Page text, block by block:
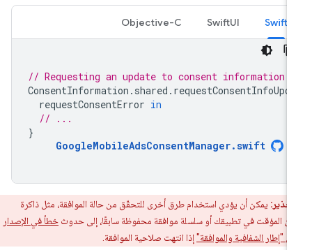
Swift
SwiftUI
Objective-C
// Requesting an update to consent information
ConsentInformation.shared.
requestConsentError
// ...
GoogleMobileAdsConsentManager.swift
يمكن أن يؤدي استخدام طرق أخرى للتحقّق من حالة الموافقة، مثل ذاكرة
المؤقت في تطبيقك أو سلسلة موافقة محفوظة سابقًا، إلى حدوثخطأ في الإصدار
إذا انتهت صلاحية الموافقة.